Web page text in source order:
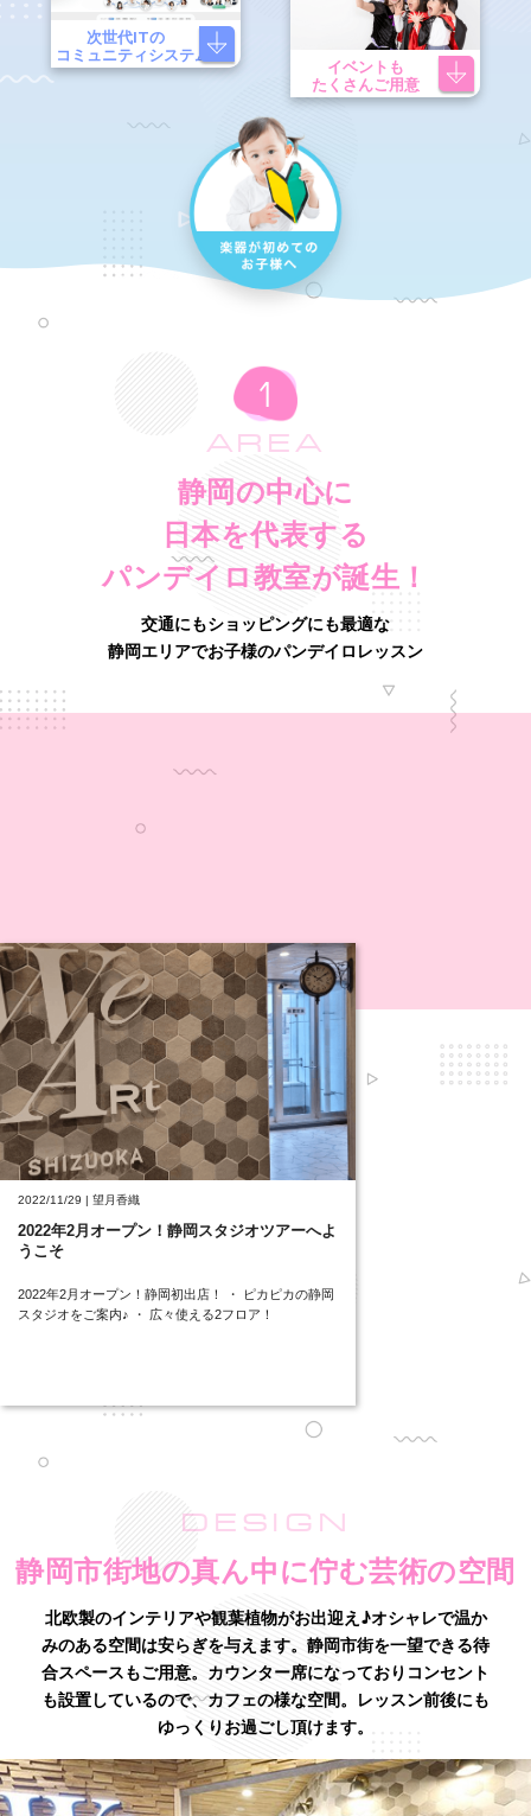
次世代ITの
コミュニティシステム
イベントも
たくさんご用意
AREA
静岡の中心に
日本を代表する
パンデイロ教室が誕生！
交通にもショッピングにも最適な
静岡エリアでお子様のパンデイロレッスン
2022/11/29 | 望月香織
2022年2月オープン！静岡スタジオツアーへよ
うこそ
2022年2月オープン！静岡初出店！ ・ ピカピカの静岡
スタジオをご案内♪ ・ 広々使える2フロア！
DESIGN
静岡市街地の真ん中に佇む芸術の空間
北欧製のインテリアや観葉植物がお出迎え♪オシャレで温か
みのある空間は安らぎを与えます。 静岡市街を一望できる待
合スペースもご用意。カウンター席になっておりコンセント
も設置しているので、カフェの様な空間。
レッスン前後にも
ゆっくりお過ごし頂けます。